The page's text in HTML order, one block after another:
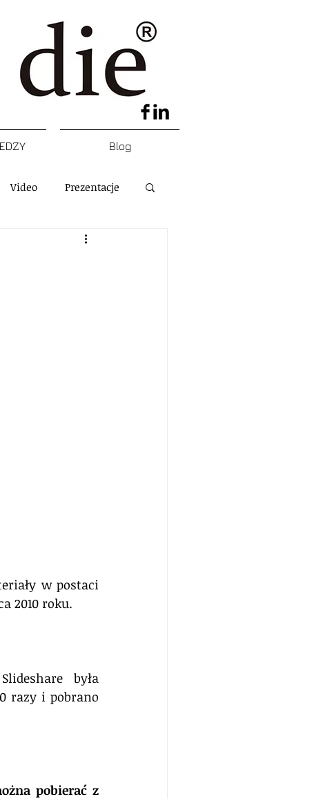
Blog
Video Prezentacje
w postaci
2010 roku.
była
razy i pobrano
pobierać z